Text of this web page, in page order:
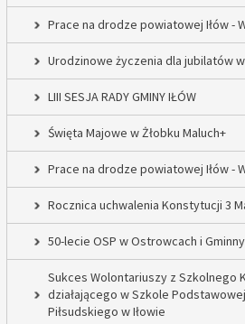
Prace na drodze powiatowej Iłów -
Urodzinowe życzenia dla jubilatów
LIII SESJA RADY GMINY IŁÓW
Święta Majowe w Żłobku Maluch+
Prace na drodze powiatowej Iłów -
Rocznica uchwalenia Konstytucji 3
50-lecie OSP w Ostrowcach i
Sukces Wolontariuszy z Szkolnego
działającego w Szkole
Piłsudskiego w Iłowie